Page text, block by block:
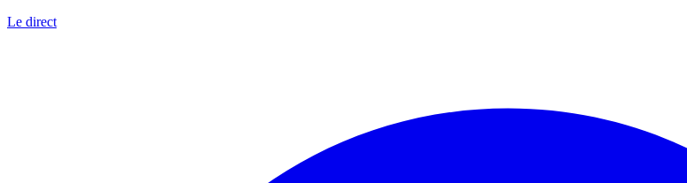
Le direct